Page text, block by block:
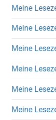
Meine
Meine
Meine
Meine
Meine
Meine